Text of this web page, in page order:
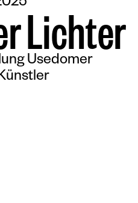
rLichter
Usedomer